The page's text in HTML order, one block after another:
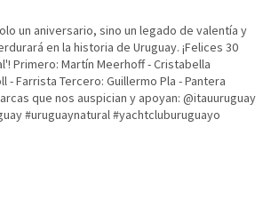
un aniversario, sino un legado de valentía y
en la historia de Uruguay. ¡Felices 30
Primero: Martín Meerhoff - Cristabella
- Farrista Tercero: Guillermo Pla - Pantera
que nos auspician y apoyan: @itauuruguay
#uruguaynatural #yachtcluburuguayo